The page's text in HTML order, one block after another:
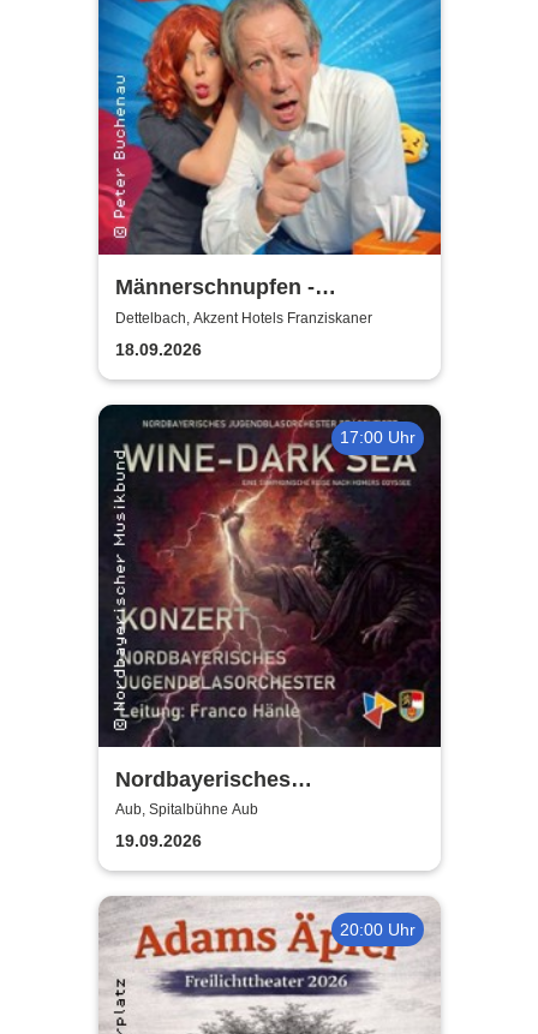
Männerschnupfen -
Buchenau Comedy Tour
Dettelbach, Akzent Hotels Franziskaner
18.09.2026
17:00 Uhr
Nordbayerisches
Jugendblasorchester |
Konzerthalle Bamberg
Aub, Spitalbühne Aub
19.09.2026
20:00 Uhr